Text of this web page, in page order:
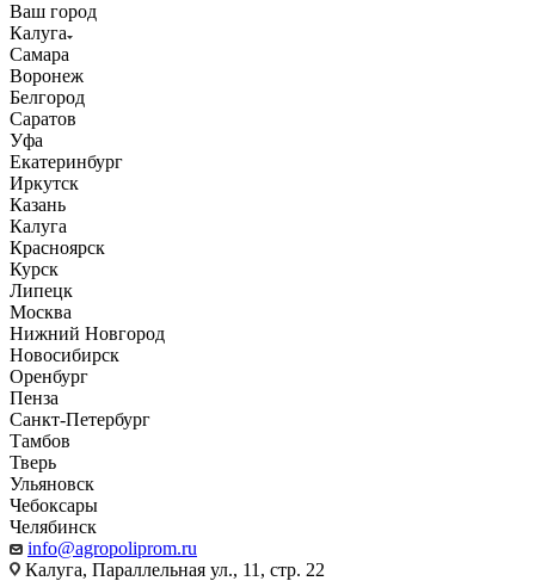
Ваш город
Калуга
Самара
Воронеж
Белгород
Саратов
Уфа
Екатеринбург
Иркутск
Казань
Калуга
Красноярск
Курск
Липецк
Москва
Нижний Новгород
Новосибирск
Оренбург
Пенза
Санкт-Петербург
Тамбов
Тверь
Ульяновск
Чебоксары
Челябинск
info@agropoliprom.ru
Калуга, Параллельная ул., 11, стр. 22